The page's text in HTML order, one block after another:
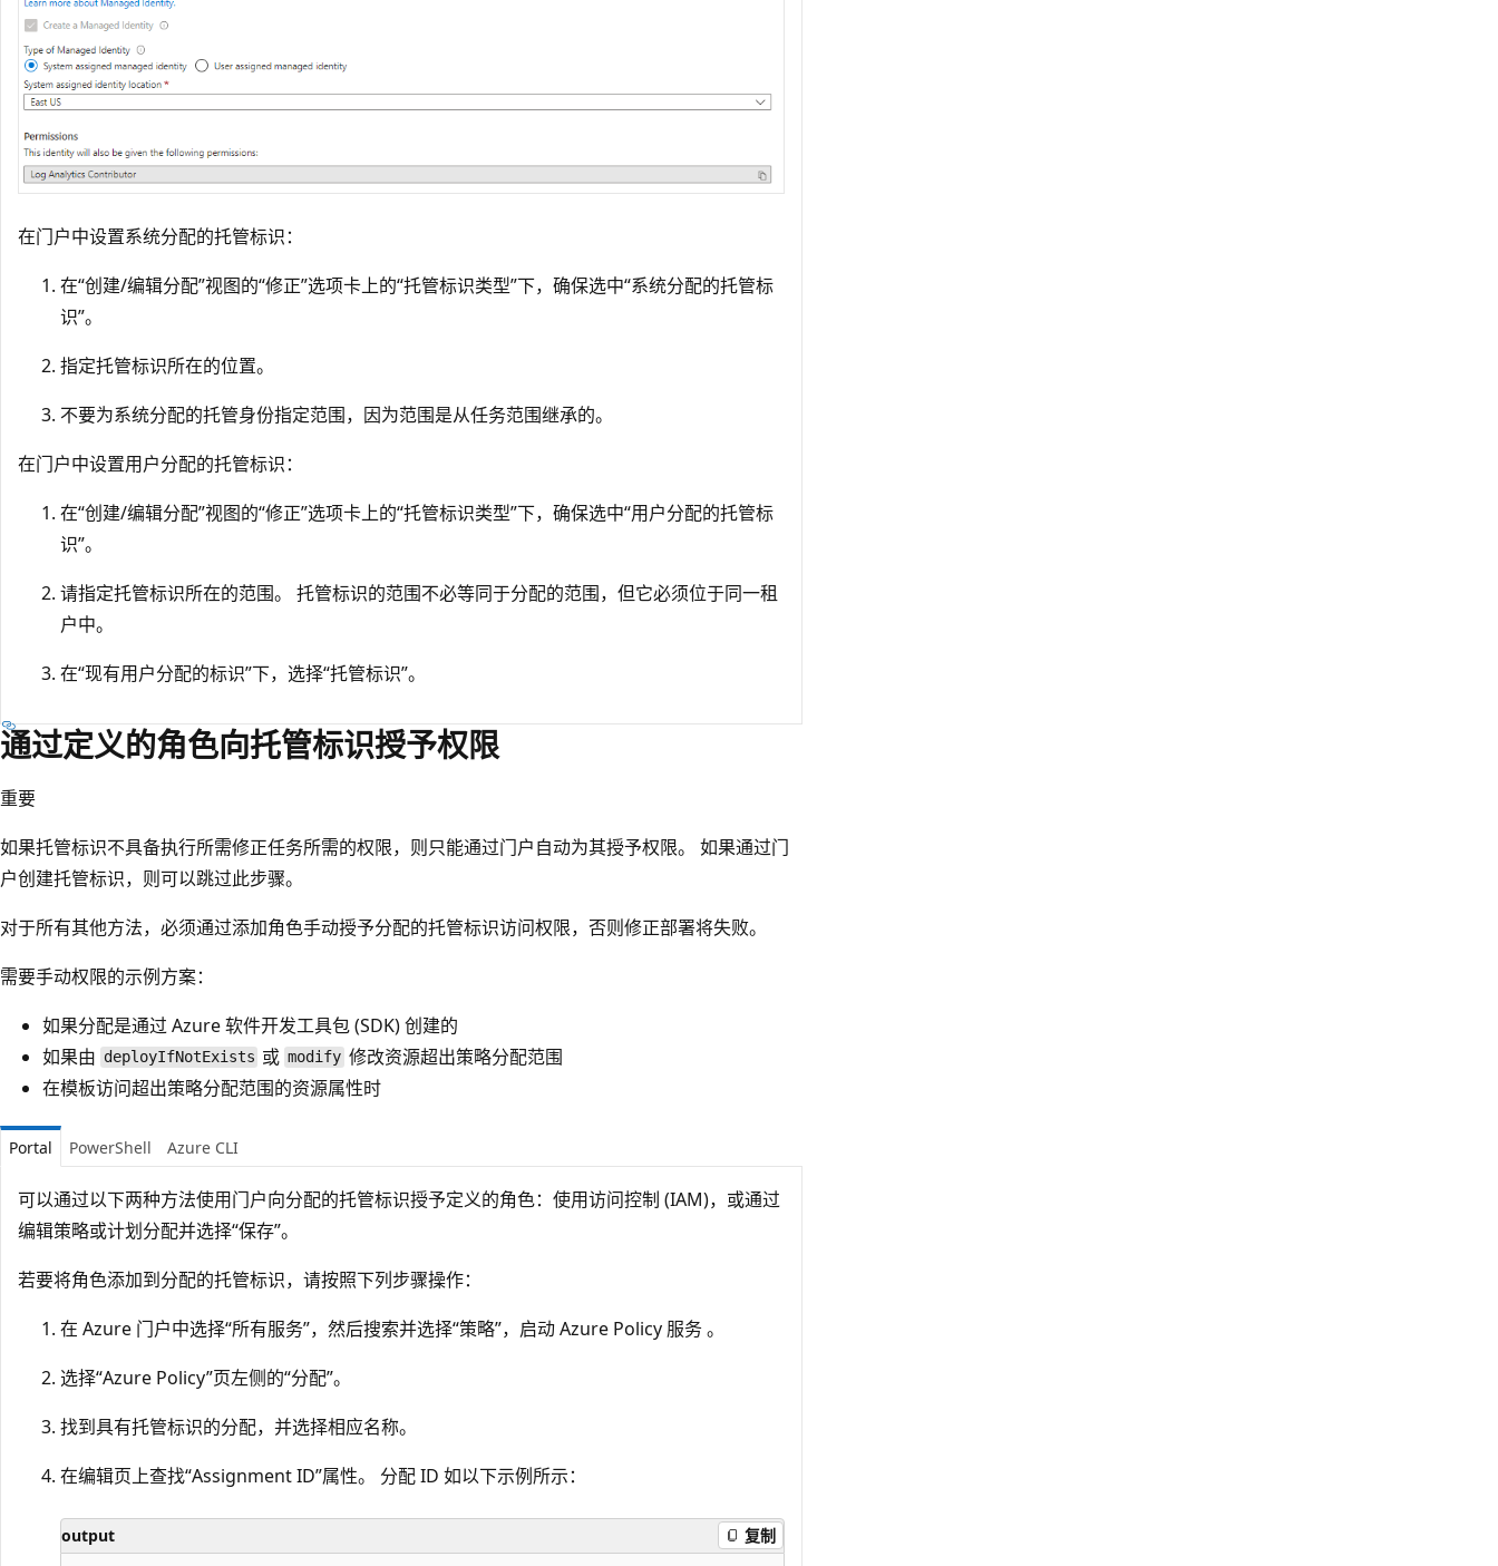
在门户中设置系统分配的托管标识：
在“创建/编辑分配”视图的“修正”选项卡上的“托管标识类型”下，确保选中“系统分配的托管标
识”。
指定托管标识所在的位置。
不要为系统分配的托管身份指定范围，因为范围是从任务范围继承的。
在门户中设置用户分配的托管标识：
在“创建/编辑分配”视图的“修正”选项卡上的“托管标识类型”下，确保选中“用户分配的托管标
识”。
请指定托管标识所在的范围。 托管标识的范围不必等同于分配的范围，但它必须位于同一租
户中。
在“现有用户分配的标识”下，选择“托管标识”。
通过定义的角色向托管标识授予权限
重要
如果托管标识不具备执行所需修正任务所需的权限，则只能通过门户自动为其授予权限。 如果通过门
户创建托管标识，则可以跳过此步骤。
对于所有其他方法，必须通过添加角色手动授予分配的托管标识访问权限，否则修正部署将失败。
需要手动权限的示例方案：
如果分配是通过 Azure 软件开发工具包 (SDK) 创建的
如果由 deployIfNotExists 或 modify 修改资源超出策略分配范围
在模板访问超出策略分配范围的资源属性时
Portal PowerShell Azure CLI
可以通过以下两种方法使用门户向分配的托管标识授予定义的角色：使用访问控制 (IAM)，或通过
编辑策略或计划分配并选择“保存”。
若要将角色添加到分配的托管标识，请按照下列步骤操作：
在 Azure 门户中选择“所有服务”，然后搜索并选择“策略”，启动 Azure Policy 服务 。
选择“Azure Policy”页左侧的“分配”。
找到具有托管标识的分配，并选择相应名称。
在编辑页上查找“Assignment ID”属性。 分配 ID 如以下示例所示：
output 复制